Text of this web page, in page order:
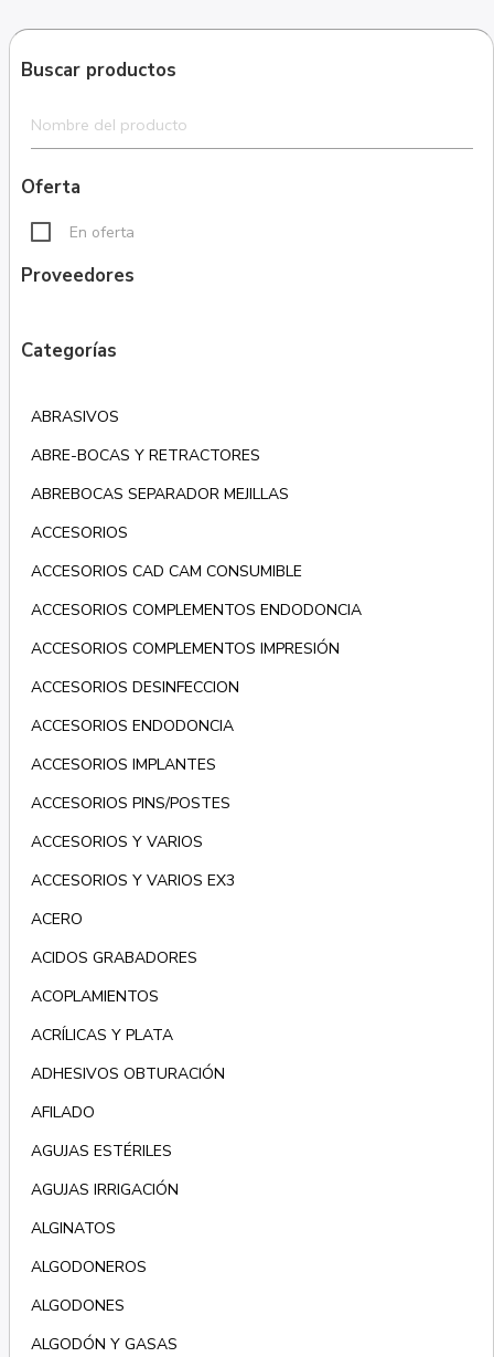
Buscar productos
Oferta
En oferta
Proveedores
Categorías
ABRASIVOS
ABRE-BOCAS Y RETRACTORES
ABREBOCAS SEPARADOR MEJILLAS
ACCESORIOS
ACCESORIOS CAD CAM CONSUMIBLE
ACCESORIOS COMPLEMENTOS ENDODONCIA
ACCESORIOS COMPLEMENTOS IMPRESIÓN
ACCESORIOS DESINFECCION
ACCESORIOS ENDODONCIA
ACCESORIOS IMPLANTES
ACCESORIOS PINS/POSTES
ACCESORIOS Y VARIOS
ACCESORIOS Y VARIOS EX3
ACERO
ACIDOS GRABADORES
ACOPLAMIENTOS
ACRÍLICAS Y PLATA
ADHESIVOS OBTURACIÓN
AFILADO
AGUJAS ESTÉRILES
AGUJAS IRRIGACIÓN
ALGINATOS
ALGODONEROS
ALGODONES
ALGODÓN Y GASAS